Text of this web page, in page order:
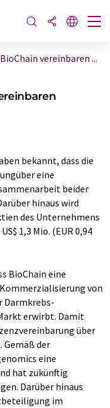
vereinbaren ...
bekannt, dass die
eine
beider
hinaus wird
des Unternehmens
1,3 Mio. (EUR 0,94
BioChain eine
von
Darmkrebs-
erwirbt. Damit
über
der
eine
hat zukünftig
Darüber hinaus
im